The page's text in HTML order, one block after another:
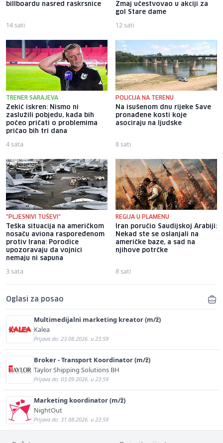
billboardu nasred raskrsnice
14 sati
Zmaj učestvovao u akciji za
gol Stare dame
12 sati
TRENER SARAJEVA
Zekić iskren: Nismo ni
zaslužili pobjedu, kada bih
počeo pričati o problemima
pričao bih tri dana
4 sata
POLICIJA NA TERENU
Na isušenom dnu rijeke Save
pronađene kosti koje
asociraju na ljudske
8 sati
"PLJESNIVI TUŠEVI"
Teška situacija na američkom
nosaču aviona raspoređenom
protiv Irana: Porodice
upozoravaju da vojnici
nemaju ni sapuna
3 sata
REGIJA U PLAMENU
Iran poručio Saudijskoj Arabiji:
Nekad ste se oslanjali na
američke baze, a sad na
njihove potrčke
8 sati
Oglasi za posao
Multimedijalni marketing kreator (m/ž)
Kalea
Prijava do: 23.08.2026. u 23:59
Broker - Transport Koordinator (m/ž)
Taylor Shipping Solutions BH
Prijava do: 03.09.2026. u 23:59
Marketing koordinator (m/ž)
NightOut
Prijava do: 31.08.2026. u 23:59